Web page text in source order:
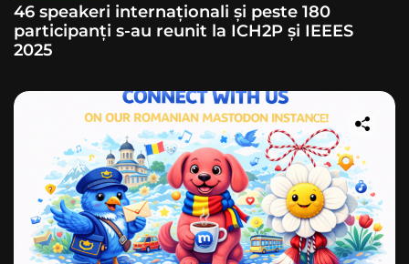
46 speakeri internaționali și peste 180
participanți s-au reunit la ICH2P și IEEES
2025